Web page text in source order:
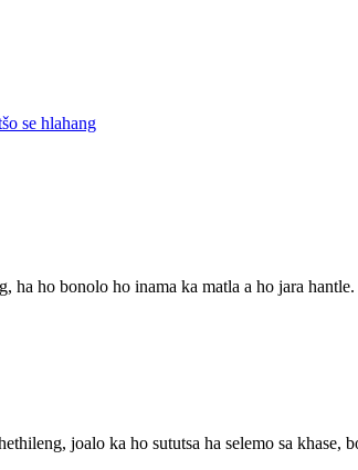
ha ho bonolo ho inama ka matla a ho jara hantle.
joalo ka ho sututsa ha selemo sa khase,